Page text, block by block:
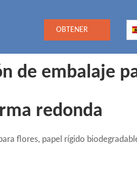
OBTENER
COTIZACIÓN
de embalaje
redonda
flores, papel rígido